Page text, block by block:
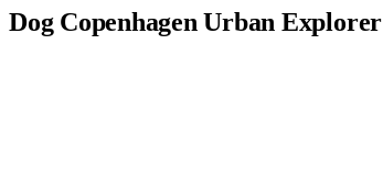
Dog Copenhagen Urban Explorer